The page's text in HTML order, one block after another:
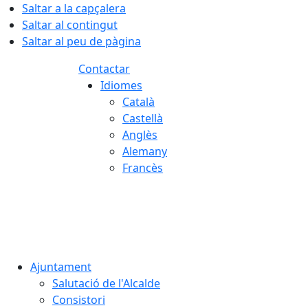
Saltar a la capçalera
Saltar al contingut
Saltar al peu de pàgina
Contactar
Idiomes
Català
Castellà
Anglès
Alemany
Francès
Ajuntament
Salutació de l'Alcalde
Consistori